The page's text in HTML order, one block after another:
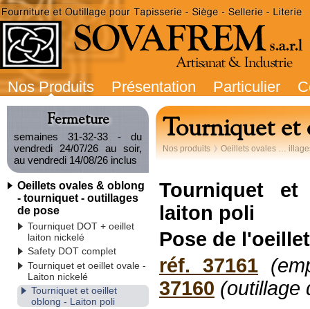
Nos Produits Présentation Particulier
Fermeture
semaines 31-32-33 - du
vendredi 24/07/26 au soir,
au vendredi 14/08/26 inclus
Oeillets ovales & oblong
- tourniquet - outillages
de pose
Tourniquet DOT + oeillet
laiton nickelé
Safety DOT complet
Tourniquet et oeillet ovale -
Laiton nickelé
Tourniquet et oeillet
oblong - Laiton poli
Tourniquet et
Nos produits Oeillets ovales …
Tourniquet
laiton poli
Pose de
réf. 37161 (
37160 (outillage